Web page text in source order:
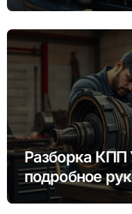
Разборка КПП
подробное